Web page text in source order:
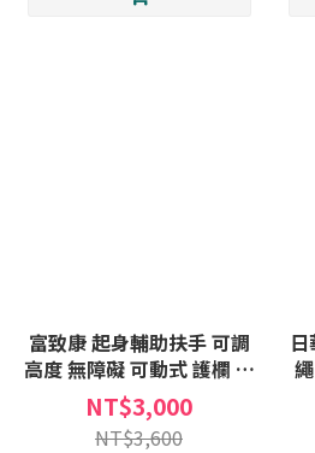
富致康 起身輔助扶手 可調
高度 無障礙 可動式 護欄 床
邊 安全 扶手
NT$3,000
NT$3,600